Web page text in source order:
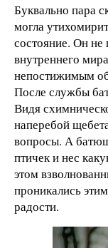
Буквально пара
могла
состояние. Он не
внутреннего
непостижимым
После службы
Видя
наперебой
вопросы. А
птичек и нес
этом
проникались
радости.